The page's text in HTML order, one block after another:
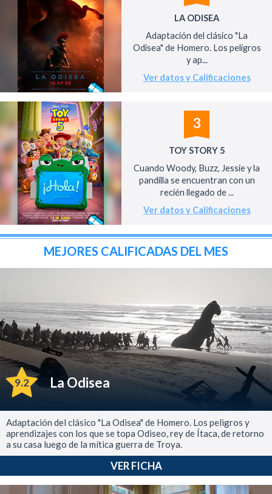
LA ODISEA
Adaptación del clásico "La
Odisea" de Homero. Los peligros
y ap...
Ver datos y Calificaciones
3
TOY STORY 5
Cuando Woody, Buzz, Jessie y la
pandilla se encuentran con un
recién llegado de ...
Ver datos y Calificaciones
MEJORES CALIFICADAS DEL MES
9.2 La Odisea
Adaptación del clásico "La Odisea" de Homero. Los peligros y
aprendizajes con los que se topa Odiseo, rey de Ítaca, de retorno
a su casa luego de la mítica guerra de Troya.
VER FICHA